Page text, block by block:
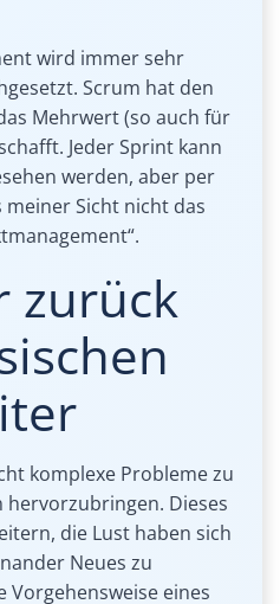
wird immer sehr
Scrum hat den
Mehrwert (so auch für
Jeder Sprint kann
werden, aber per
Sicht nicht das
zurück
komplexe Probleme zu
Dieses
die Lust haben sich
Neues zu
Vorgehensweise eines